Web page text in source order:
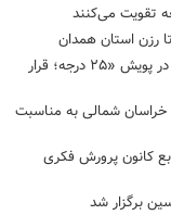
تقویت می‌کنند
رزن استان همدان
آموزش مدیریت مصرف انرژی به کودکان و نوجوانان در پویش «۲۵ درجه؛ قرار
خراسان شمالی به مناسبت
کانون پرورش فکری
برگزار شد